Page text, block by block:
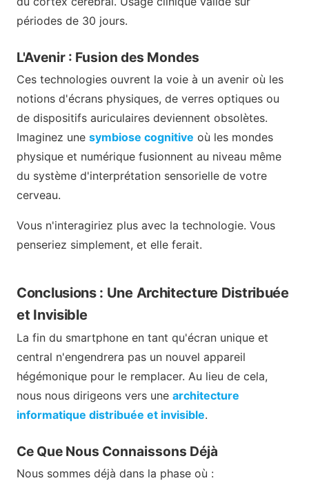
périodes de 30 jours.
L'Avenir : Fusion des Mondes
Ces technologies ouvrent la voie à un avenir où les
notions d'écrans physiques, de verres optiques ou
de dispositifs auriculaires deviennent obsolètes.
Imaginez une symbiose cognitive où les mondes
physique et numérique fusionnent au niveau même
du système d'interprétation sensorielle de votre
cerveau.
Vous n'interagiriez plus avec la technologie. Vous
penseriez simplement, et elle ferait.
Conclusions : Une Architecture Distribuée
et Invisible
La fin du smartphone en tant qu'écran unique et
central n'engendrera pas un nouvel appareil
hégémonique pour le remplacer. Au lieu de cela,
nous nous dirigeons vers une architecture
informatique distribuée et invisible.
Ce Que Nous Connaissons Déjà
Nous sommes déjà dans la phase où :